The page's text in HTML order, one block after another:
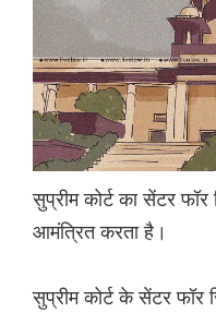
सुप्रीम कोर्ट का सेंटर फॉर
आमंत्रित करता है।
सुप्रीम कोर्ट के सेंटर फॉर